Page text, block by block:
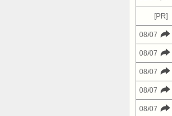
[PR]
08/07
08/07
08/07
08/07
08/07